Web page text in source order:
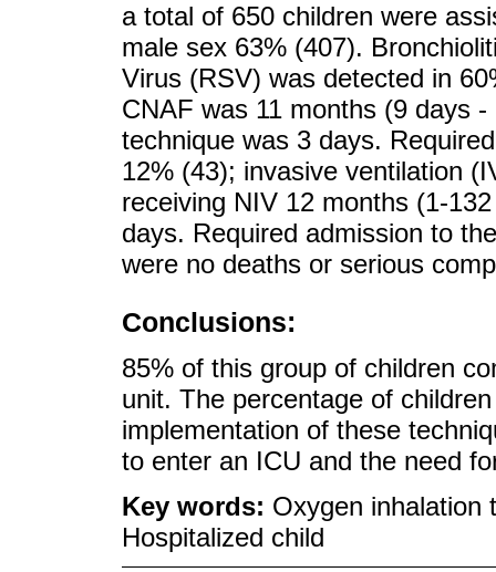
a total of 650 children were
male sex 63% (407).
Virus (RSV) was detected in
CNAF was 11 months (9 days
technique was 3 days.
12% (43); invasive ventilation
receiving NIV 12 months (1-
days. Required admission to
were no deaths or serious
Conclusions:
85% of this group of children
unit. The percentage of
implementation of these
to enter an ICU and the need
Key words: Oxygen inhalation
Hospitalized child